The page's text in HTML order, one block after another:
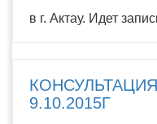
в г. Актау. Идет
9.10.2015Г